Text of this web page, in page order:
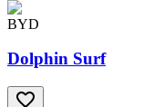
BYD
Dolphin Surf